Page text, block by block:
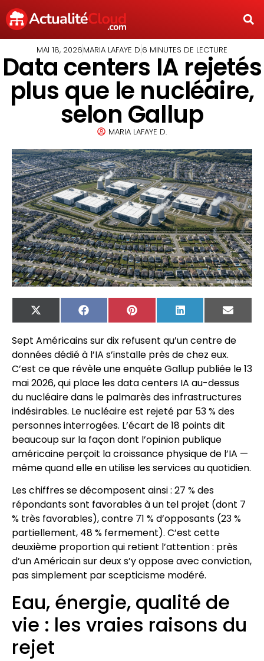
MAI 18, 2026MARIA LAFAYE D.6 MINUTES DE LECTURE
Data centers IA rejetés
plus que le nucléaire,
selon Gallup
MARIA LAFAYE D.
X
(Twitter)
FacebookPinterest LinkedIn
Email
Sept Américains sur dix refusent qu’un centre de
données dédié à l’IA s’installe près de chez eux.
C’est ce que révèle une enquête Gallup publiée le 13
mai 2026, qui place les data centers IA au-dessus
du nucléaire dans le palmarès des infrastructures
indésirables. Le nucléaire est rejeté par 53 % des
personnes interrogées. L’écart de 18 points dit
beaucoup sur la façon dont l’opinion publique
américaine perçoit la croissance physique de l’IA —
même quand elle en utilise les services au quotidien.
Les chiffres se décomposent ainsi : 27 % des
répondants sont favorables à un tel projet (dont 7
% très favorables), contre 71 % d’opposants (23 %
partiellement, 48 % fermement). C’est cette
deuxième proportion qui retient l’attention : près
d’un Américain sur deux s’y oppose avec conviction,
pas simplement par scepticisme modéré.
Eau, énergie, qualité de
vie : les vraies raisons du
rejet